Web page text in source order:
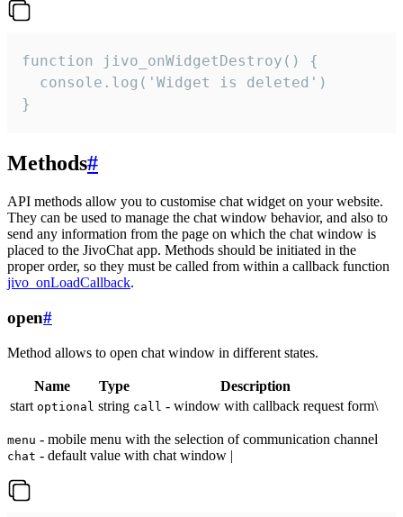
function jivo_onWidgetDestroy() {
  console.log('Widget is deleted')
}
Methods#
API methods allow you to customise chat widget on your website.
They can be used to manage the chat window behavior, and also to
send any information from the page on which the chat window is
placed to the JivoChat app. Methods should be initiated in the
proper order, so they must be called from within a callback function
jivo_onLoadCallback.
open#
Method allows to open chat window in different states.
Name Type
Description
start optional string call - window with callback request form\
menu - mobile menu with the selection of communication channel
chat - default value with chat window |